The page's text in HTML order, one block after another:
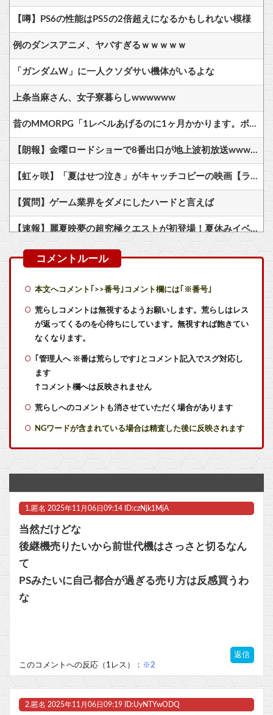
【噂】PS6の性能はPS5の2倍超えになるかもしれない模様
例のダンスアニメ、ヤバすぎるｗｗｗｗｗ
「ガンダムW」に一人クソダサい機体がいるよな
上条当麻さん、女子寮暮らしwwwwww
昔のMMORPG「1レベルあげるのに1ヶ月かかります。ボスは12時間毎に湧いて取り合いです」
【朗報】金曜ロードショーで8番出口が地上波初放送wwwwwwwww
【虹ヶ咲】「夏はせつ泣き」がキャッチコピーの映画【ラブライブ！】
【質問】ゲーム業界をダメにしたハードと言えば
【速報】麗夏映夢の超究極クエストが初登場！夏休みイベントの新展開
【にじさんじ】ののはがヴァロやlolをやろうとするのを止めるあゆゆ草
【艦これ】もちもちーの本気 他
【艦これ】てーいとーくさんっ♪ 他
【悲報】メトロイドプライム4 新品が2999円に…
【悲報】EA、BioWareを閉鎖か？
【超宇宙刑事ギャバン】食玩ミニプラ「インフィニティキット03 エクスプレスギャバリオン」明日発売【公式レビュー記事公開】他
『フリーザ』の声優、他のキャラはバイキンマンしか思い浮かばないｗｗ
【ウマ娘】何かがｵｶｼｲ…賢さトレーニング（早押しクイズ）
Powered by livedoor 相互RSS
本文へコメント｢>>番号｣コメント欄には｢※番号｣
荒らしコメントは無視するようお願いします。荒らしはレス
が返ってくるのを心待ちにしています。無視すれば飽きてい
なくなります。
｢管理人へ ※番は荒らしです｣とコメント記入でスグ対応し
ます
↑コメント欄へは反映されません
荒らしへのコメントも消させていただく場合があります
NGワードが含まれている場合は精査した後に反映されます
1. 匿名 2025年11月06日09:14 ID:czNjk1MjA
当然だけどな
後継機売りたいから前世代機はさっさと切るなん
て
PSみたいに自己都合が過ぎる売り方は反感買うわ
な
返信
このコメントへの反応（1レス）： ※2
2. 匿名 2025年11月06日09:19 ID:UyNTYwODQ